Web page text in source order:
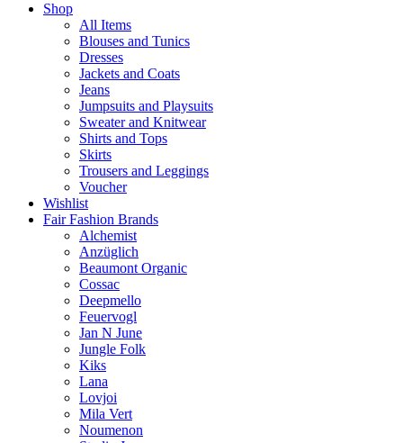
Shop
All Items
Blouses and Tunics
Dresses
Jackets and Coats
Jeans
Jumpsuits and Playsuits
Sweater and Knitwear
Shirts and Tops
Skirts
Trousers and Leggings
Voucher
Wishlist
Fair Fashion Brands
Alchemist
Anzüglich
Beaumont Organic
Cossac
Deepmello
Feuervogl
Jan N June
Jungle Folk
Kiks
Lana
Lovjoi
Mila Vert
Noumenon